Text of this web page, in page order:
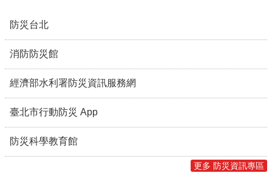
屬主題捷運車廂」，以成員形象與演唱
會視覺妝點車內空間，陪伴粉絲一路前
進臺北大巨蛋。演唱會當天，捷運國父
紀念館站更將於下午5時至晚間10時，
每小時輪播3次歌曲《LEMONADE》，
讓MY一踏出捷運，就能提前進入演唱會
「LEMONADE」。 觀傳局預告，8月11
日演唱會當天晚間6時至11時，台北天
防災台北
消防防災館
經濟部水利署防災資訊服務網
臺北市行動防災 App
防災科學教育館
更多 防災資訊專區